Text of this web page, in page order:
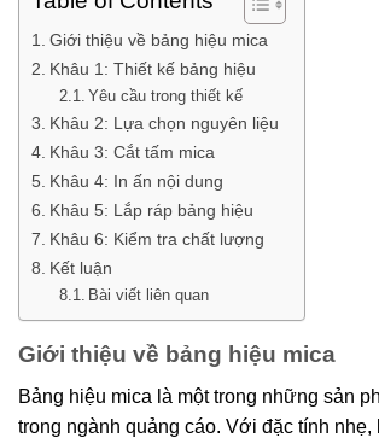
Giới thiệu về bảng hiệu mica
Khâu 1: Thiết kế bảng hiệu
Yêu cầu trong thiết kế
Khâu 2: Lựa chọn nguyên liệu
Khâu 3: Cắt tấm mica
Khâu 4: In ấn nội dung
Khâu 5: Lắp ráp bảng hiệu
Khâu 6: Kiểm tra chất lượng
Kết luận
Bài viết liên quan
Giới thiệu về bảng hiệu mica
Bảng hiệu mica là một trong những sản
trong ngành quảng cáo. Với đặc tính nhẹ,